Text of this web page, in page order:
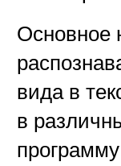
Основное
вида в
в